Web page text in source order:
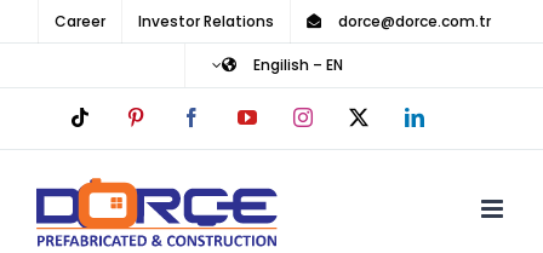
content
dorce@dorce.com.tr
Investor Relations
Career
Engilish – EN
LinkedIn
X
Instagram
YouTube
Facebook
Pinterest